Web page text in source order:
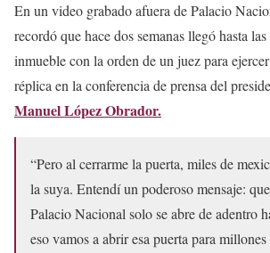
En un video grabado afuera de Palacio
recordó que hace dos semanas llegó hasta las
inmueble con la orden de un juez para
réplica en la conferencia de prensa del
Manuel López Obrador.
“Pero al cerrarme la puerta, miles de
la suya. Entendí un poderoso mensaje:
Palacio Nacional solo se abre de adentro
eso vamos a abrir esa puerta para